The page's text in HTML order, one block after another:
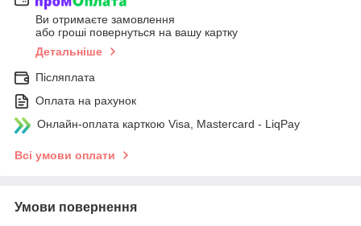
Ви отримаєте замовлення
або гроші повернуться на вашу картку
Детальніше
Післяплата
Оплата на рахунок
Онлайн-оплата карткою Visa, Mastercard - LiqPay
Всі умови оплати
Умови повернення